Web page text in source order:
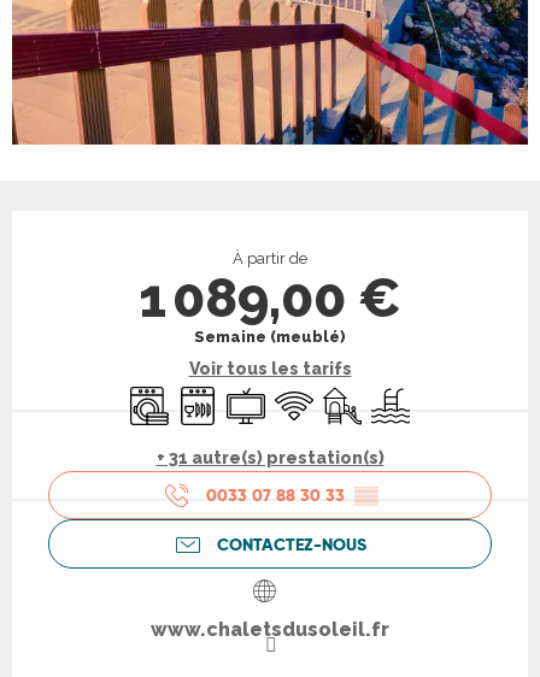
À partir de
1 089,00 €
Semaine (meublé)
Voir tous les tarifs
Lave lingeLave vaisselle
Télévision
WiFi Jeux pour enfants /
Piscine
+ 31 autre(s) prestation(s)
0033 07 88 30 33 ▒▒
CONTACTEZ-NOUS
www.chaletsdusoleil.fr